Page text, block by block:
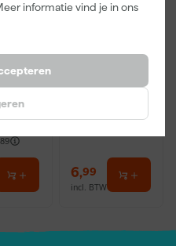
informatie vind je in ons
set
Ontvetter en
Maandag
6,99
incl. BTW